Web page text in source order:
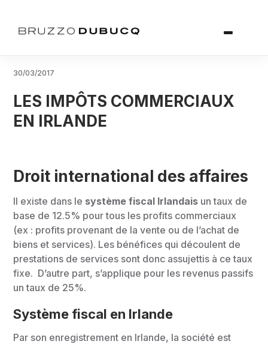
30/03/2017
LES IMPÔTS COMMERCIAUX
EN IRLANDE
Droit international des affaires
Il existe dans le système fiscal Irlandais un taux de
base de 12.5% pour tous les profits commerciaux
(ex : profits provenant de la vente ou de l’achat de
biens et services). Les bénéfices qui découlent de
prestations de services sont donc assujettis à ce taux
fixe. D’autre part, s’applique pour les revenus passifs
un taux de 25%.
Système fiscal en Irlande
Par son enregistrement en Irlande, la société est